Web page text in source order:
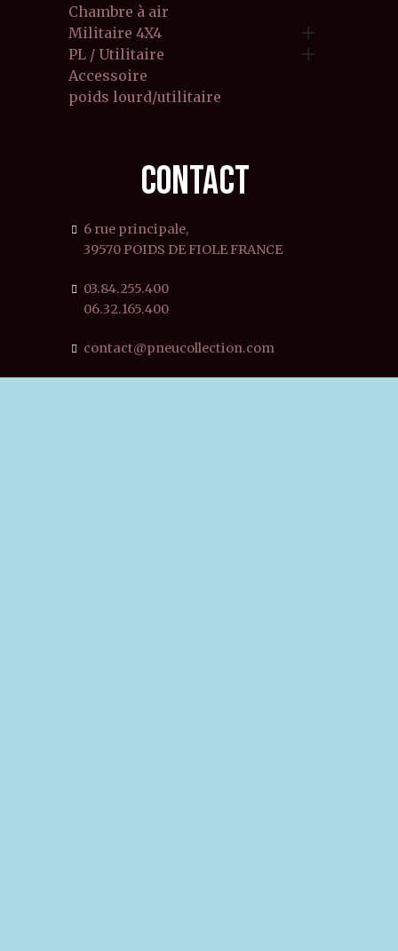
Chambre à air
Militaire 4X4

PL / Utilitaire 
Accessoire
poids lourd/utilitaire
CONTACT
6 rue principale,
39570 POIDS DE FIOLE FRANCE
03.84.255.400
06.32.165.400
contact@pneucollection.com